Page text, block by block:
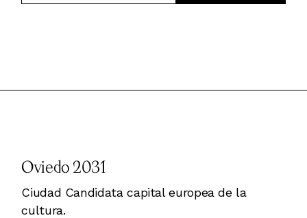
Oviedo 2031
Ciudad Candidata capital europea de la
cultura.